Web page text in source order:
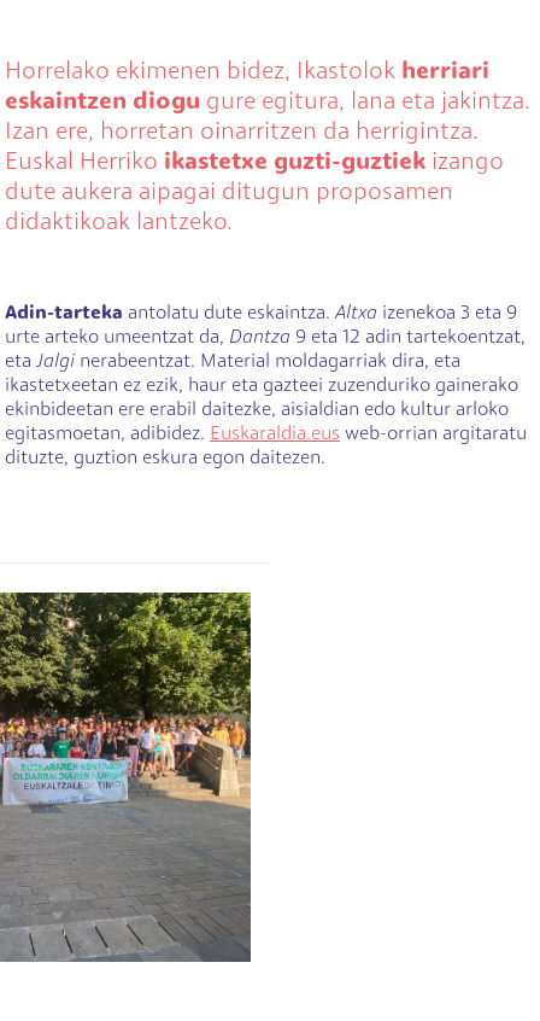
Horrelako ekimenen bidez, Ikastolok herriari
eskaintzen diogu gure egitura, lana eta jakintza.
Izan ere, horretan oinarritzen da herrigintza.
Euskal Herriko ikastetxe guzti-guztiek izango
dute aukera aipagai ditugun proposamen
didaktikoak lantzeko.
Adin-tarteka antolatu dute eskaintza.Altxa izenekoa 3 eta 9
urte arteko umeentzat da, Dantza 9 eta 12 adin tartekoentzat,
eta Jalgi nerabeentzat. Material moldagarriak dira, eta
ikastetxeetan ez ezik, haur eta gazteei zuzenduriko gainerako
ekinbideetan ere erabil daitezke, aisialdian edo kultur arloko
egitasmoetan, adibidez. Euskaraldia.eus web-orrian argitaratu
dituzte, guztion eskura egon daitezen.